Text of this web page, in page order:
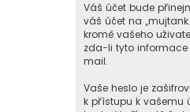
Váš účet bude
váš účet na
kromě vašeho
zda-li tyto informace
mail.
Vaše heslo je
k přístupu k vašemu